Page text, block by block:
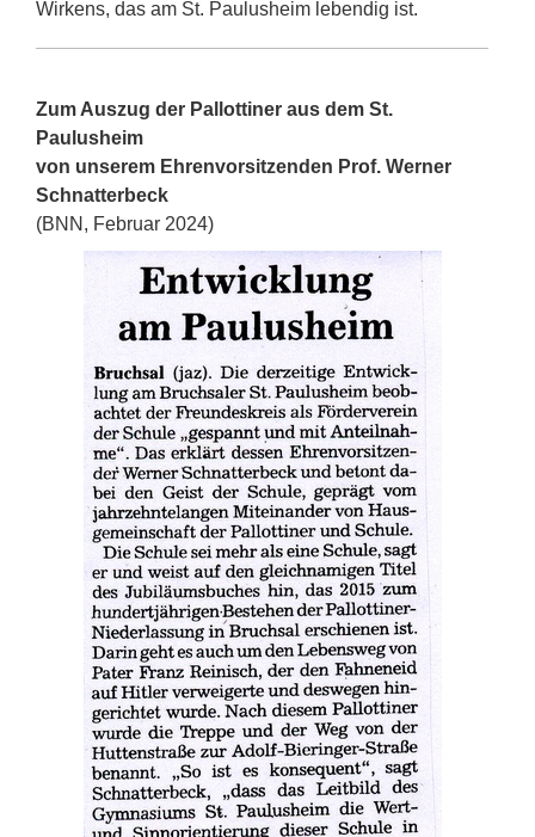
Wirkens, das am St. Paulusheim lebendig ist.
Zum Auszug der Pallottiner aus dem St.
Paulusheim
von unserem Ehrenvorsitzenden Prof. Werner
Schnatterbeck
(BNN, Februar 2024)